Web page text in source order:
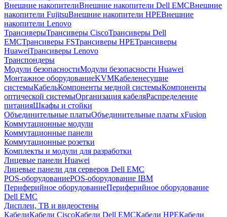
Внешние накопителиВнешние накопители Dell EMCВнешние
накопители FujitsuВнешние накопители HPEВнешние
накопители Lenovo
ТрансиверыТрансиверы CiscoТрансиверы Dell
EMCТрансиверы FSТрансиверы HPEТрансиверы
HuaweiТрансиверы Lenovo
Транспондеры
Модули безопасностиМодули безопасности Huawei
Монтажное оборудованиеKVMКабеленесущие
системыКабельКомпоненты медной системыКомпоненты
оптической системыОрганизация кабеляРаспределение
питанияШкафы и стойки
Объединительные платыОбъединительные платы xFusion
Коммутационные модули
Коммутационные панели
Коммутационные розетки
Комплекты и модули для разработки
Лицевые панели Huawei
Лицевые панели для серверов Dell EMC
POS-оборудованиеPOS-оборудование IBM
Периферийное оборудованиеПериферийное оборудование
Dell EMC
Дисплеи, ТВ и видеостены
КабелиКабели CiscoКабели Dell EMCКабели HPEКабели